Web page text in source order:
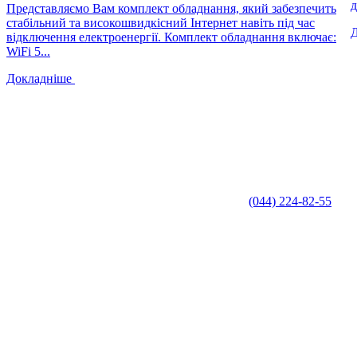
Представляємо Вам комплект обладнання, який забезпечить
стабільний та високошвидкісний Інтернет навіть під час
відключення електроенергії. Комплект обладнання включає:
WiFi 5...
Докладніше
(044) 224-82-55